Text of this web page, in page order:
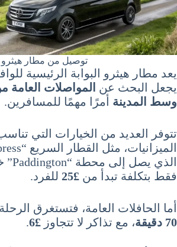
توصيل من مطار هيثرو
يعد مطار هيثرو البوابة الرئيسية
يجعل البحث عن المواصلات العامة
وسط المدينة أمرًا مهمًا للمسافرين.
تتوفر العديد من الخيارات التي
الذي يصل إلى محطة “Paddington” خلال
فقط بتكلفة تبدأ من £25 للفرد.
أما الحافلات العامة، فتستغرق
70 دقيقة
، مع تذاكر لا تتجاوز £6
.